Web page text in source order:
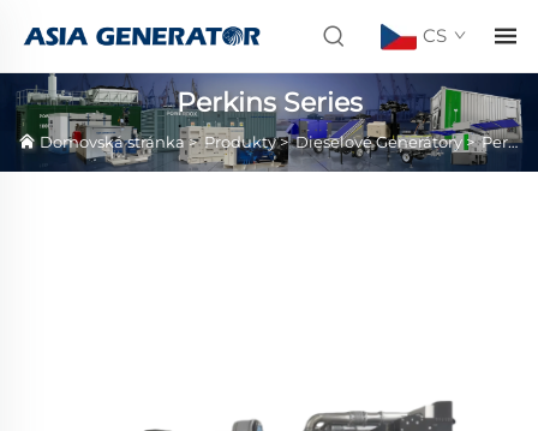
CS
Perkins Series
Domovská stránka>Produkty>Dieselové Generátory >Perkins Series